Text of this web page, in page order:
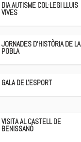
DIA AUTISME COL·LEGI LLUIS
VIVES
JORNADES D'HISTÒRIA DE LA
POBLA
GALA DE L'ESPORT
VISITA AL CASTELL DE
BENISSANÓ